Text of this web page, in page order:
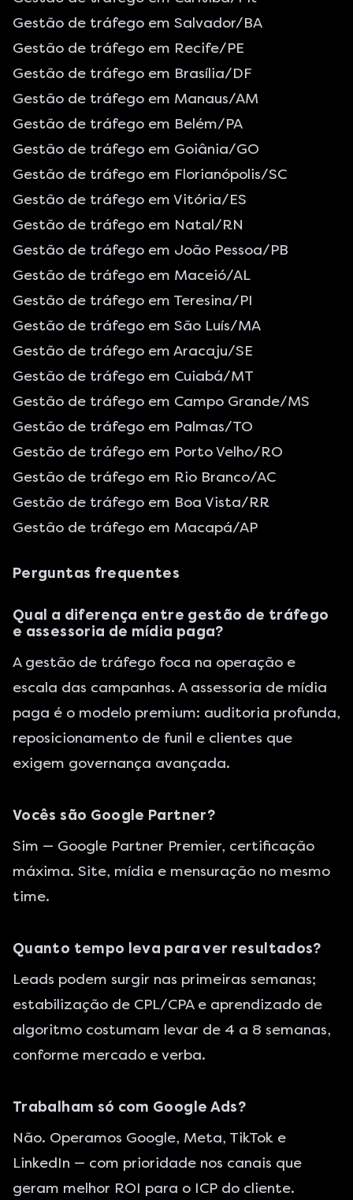
Gestão de tráfego em Salvador/BA
Gestão de tráfego em Recife/PE
Gestão de tráfego em Brasília/DF
Gestão de tráfego em Manaus/AM
Gestão de tráfego em Belém/PA
Gestão de tráfego em Goiânia/GO
Gestão de tráfego em Florianópolis/SC
Gestão de tráfego em Vitória/ES
Gestão de tráfego em Natal/RN
Gestão de tráfego em João Pessoa/PB
Gestão de tráfego em Maceió/AL
Gestão de tráfego em Teresina/PI
Gestão de tráfego em São Luís/MA
Gestão de tráfego em Aracaju/SE
Gestão de tráfego em Cuiabá/MT
Gestão de tráfego em Campo Grande/MS
Gestão de tráfego em Palmas/TO
Gestão de tráfego em Porto Velho/RO
Gestão de tráfego em Rio Branco/AC
Gestão de tráfego em Boa Vista/RR
Gestão de tráfego em Macapá/AP
Perguntas frequentes
Qual a diferença entre gestão de tráfego
e assessoria de mídia paga?
A gestão de tráfego foca na operação e
escala das campanhas. A assessoria de mídia
paga é o modelo premium: auditoria profunda,
reposicionamento de funil e clientes que
exigem governança avançada.
Vocês são Google Partner?
Sim — Google Partner Premier, certificação
máxima. Site, mídia e mensuração no mesmo
time.
Quanto tempo leva para ver resultados?
Leads podem surgir nas primeiras semanas;
estabilização de CPL/CPA e aprendizado de
algoritmo costumam levar de 4 a 8 semanas,
conforme mercado e verba.
Trabalham só com Google Ads?
Não. Operamos Google, Meta, TikTok e
LinkedIn — com prioridade nos canais que
geram melhor ROI para o ICP do cliente.